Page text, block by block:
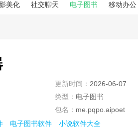
美化 社交聊天 电子图书 移动办公
更新时间： 2026-06-07
类型： 电子图书
包名： me.pqpo.aipoet
电子图书软件 小说软件大全